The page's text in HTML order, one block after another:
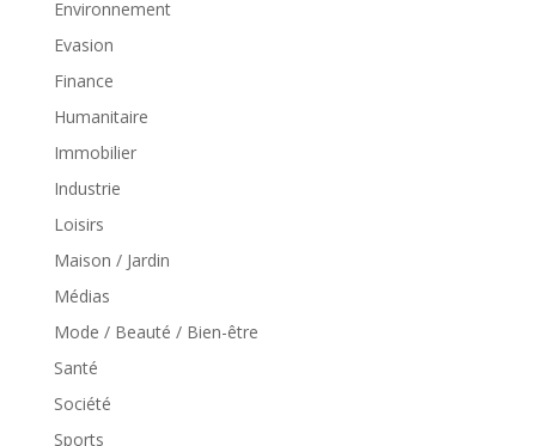
Environnement
Evasion
Finance
Humanitaire
Immobilier
Industrie
Loisirs
Maison / Jardin
Médias
Mode / Beauté / Bien-être
Santé
Société
Sports